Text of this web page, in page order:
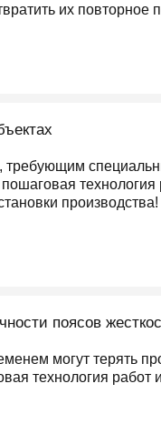
их повторное
требующим
технология
производства!
поясов
могут терять
технология работ